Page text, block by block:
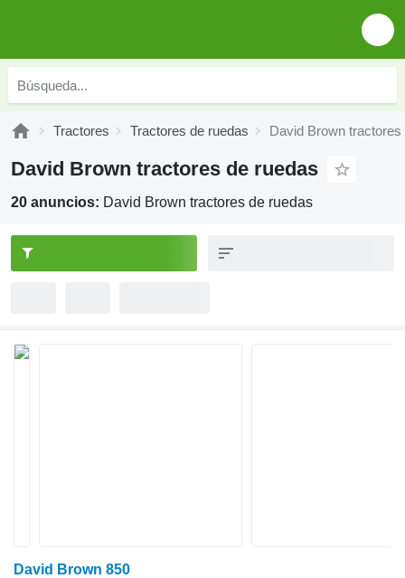
Tractores Tractores de ruedas David Brown tractores
David Brown tractores de ruedas
20 anuncios: David Brown tractores de ruedas
David Brown 850